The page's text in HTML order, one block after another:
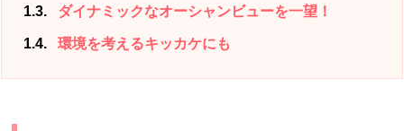
1.3 ダイナミックなオーシャンビューを一望！
1.4 環境を考えるキッカケにも